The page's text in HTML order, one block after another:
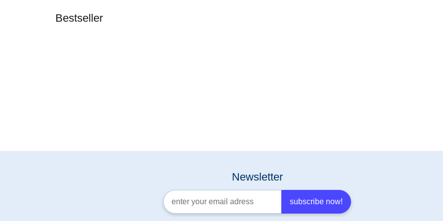
Bestseller
Newsletter
Newsletter Registration
subscribe now!